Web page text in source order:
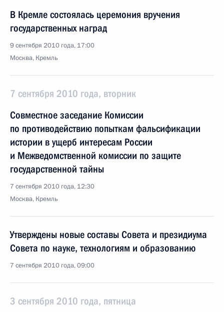
В Кремле состоялась церемония вручения
государственных наград
9 сентября 2010 года, 17:00
Москва, Кремль
7 сентября 2010 года, вторник
Совместное заседание Комиссии
по противодействию попыткам фальсификации
истории в ущерб интересам России
и Межведомственной комиссии по защите
государственной тайны
7 сентября 2010 года, 12:30
Москва, Кремль
Утверждены новые составы Совета и президиума
Совета по науке, технологиям и образованию
7 сентября 2010 года, 09:00
3 сентября 2010 года, пятница